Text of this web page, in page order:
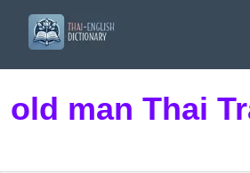
old man Thai